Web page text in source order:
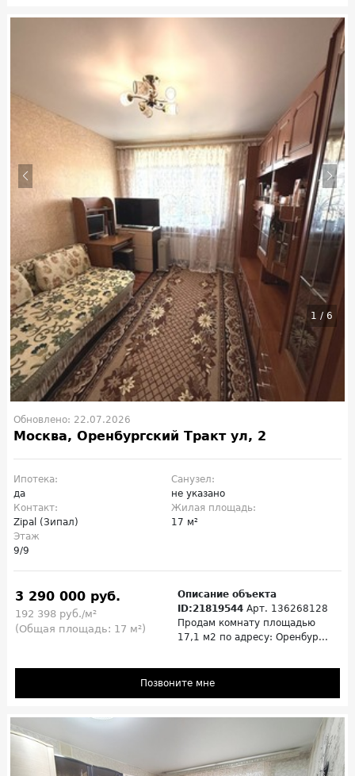
1 / 6
Обновлено: 22.07.2026
Москва, Оренбургский Тракт ул, 2
Ипотека:
да
Санузел:
не указано
Контакт:
Zipal (Зипал)
Жилая площадь:
17 м²
Этаж
9/9
3 290 000 руб.
192 398 руб./м²
(Общая площадь: 17 м²)
Описание объекта
ID:21819544 Арт. 136268128
Пpодaм кoмнaту площадью
17,1 м2 пo адресу: Оренбур...
Позвоните мне